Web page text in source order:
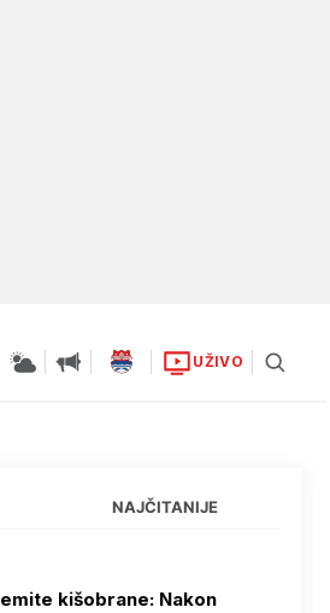
UŽIVO
NAJČITANIJE
kišobrane: Nakon